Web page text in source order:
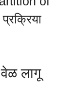
लागू